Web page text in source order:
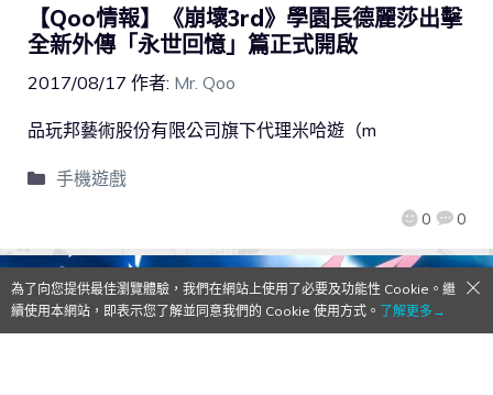
【Qoo情報】《崩壞3rd》學園長德麗莎出擊
全新外傳「永世回憶」篇正式開啟
2017/08/17 作者: Mr. Qoo
0 0
品玩邦藝術股份有限公司旗下代理米哈遊（m
手機遊戲
為了向您提供最佳瀏覽體驗，我們在網站上使用了必要及功能性 Cookie。繼
續使用本網站，即表示您了解並同意我們的 Cookie 使用方式。 了解更多→